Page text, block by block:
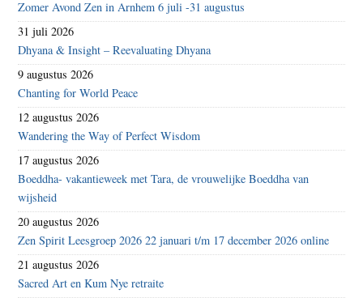
Zomer Avond Zen in Arnhem 6 juli -31 augustus
31 juli 2026
Dhyana & Insight – Reevaluating Dhyana
9 augustus 2026
Chanting for World Peace
12 augustus 2026
Wandering the Way of Perfect Wisdom
17 augustus 2026
Boeddha- vakantieweek met Tara, de vrouwelijke Boeddha van
wijsheid
20 augustus 2026
Zen Spirit Leesgroep 2026 22 januari t/m 17 december 2026 online
21 augustus 2026
Sacred Art en Kum Nye retraite